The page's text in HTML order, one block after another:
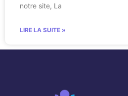
notre site, La
LIRE LA SUITE »